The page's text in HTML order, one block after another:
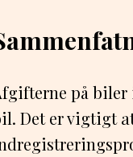
på biler
Det er vigtigt